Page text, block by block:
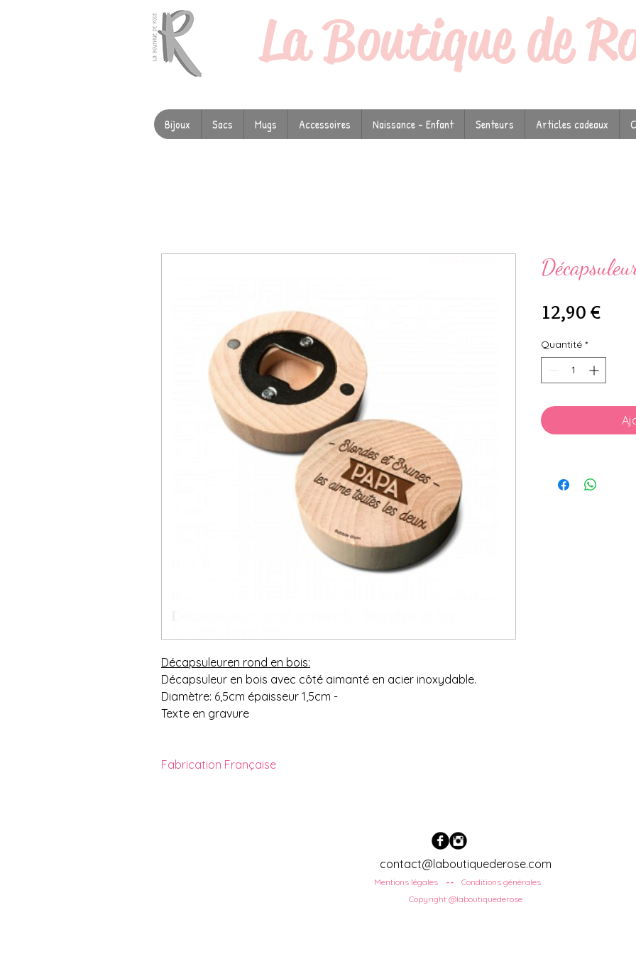
LaBoutique de
Bijoux Sacs Mugs Accessoires Naissance - Enfant Senteurs Articles cadeaux
Décapsuleuren rond en bois:
Décapsuleur en bois avec côté aimanté en acier inoxydable.
Diamètre: 6,5cm épaisseur 1,5cm -
Texte en gravure
Fabrication Française
12,90 €Prix
Quantité *
contact@laboutiquederose.com
Mentions légales Conditions générales
--
Copyright @laboutiquederose